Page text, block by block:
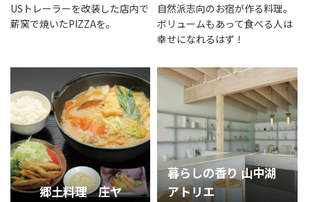
USトレーラーを改装した店内で
薪窯で焼いたPIZZAを。
自然派志向のお宿が作る料理。
ボリュームもあって食べる人は
幸せになれるはず！
郷土料理 庄ヤ
暮らしの香り 山中湖
アトリエ